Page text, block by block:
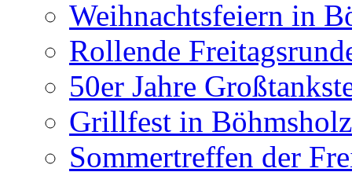
Weihnachtsfeiern in
Rollende
50er Jahre
Grillfest in
Sommertreffen der